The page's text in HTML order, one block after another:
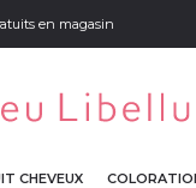
en magasin
CHEVEUX